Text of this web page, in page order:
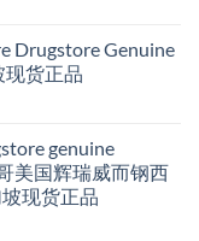
Drugstore Genuine
现货正品
genuine
美国辉瑞威而钢西
现货正品